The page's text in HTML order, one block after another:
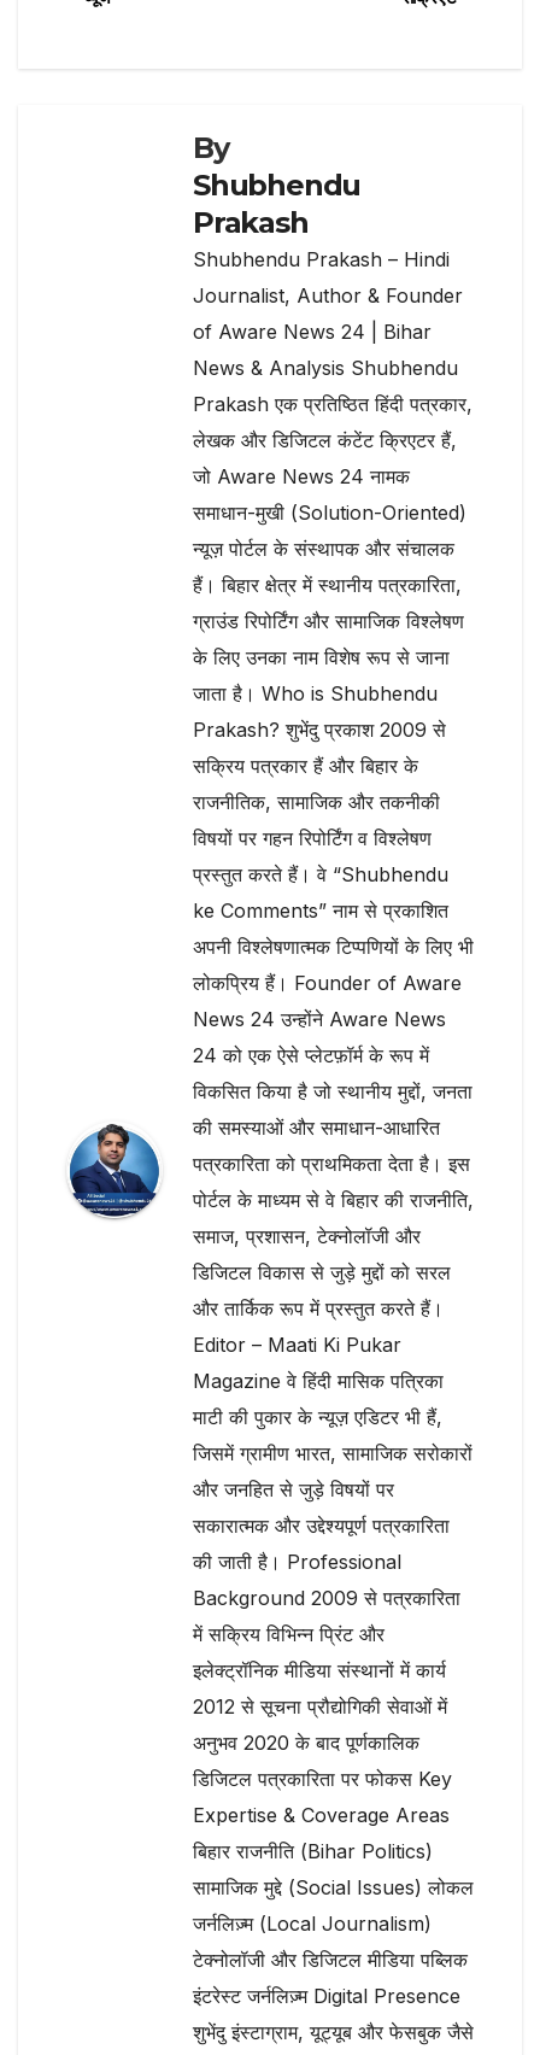
k
navigation
By
Shubhendu
Prakash
Shubhendu Prakash – Hindi
Journalist, Author & Founder
of Aware News 24 | Bihar
News & Analysis Shubhendu
Prakash एक प्रतिष्ठित हिंदी पत्रकार,
लेखक और डिजिटल कंटेंट क्रिएटर हैं,
जो Aware News 24 नामक
समाधान-मुखी (Solution-Oriented)
न्यूज़ पोर्टल के संस्थापक और संचालक
हैं। बिहार क्षेत्र में स्थानीय पत्रकारिता,
ग्राउंड रिपोर्टिंग और सामाजिक विश्लेषण
के लिए उनका नाम विशेष रूप से जाना
जाता है। Who is Shubhendu
Prakash? शुभेंदु प्रकाश 2009 से
सक्रिय पत्रकार हैं और बिहार के
राजनीतिक, सामाजिक और तकनीकी
विषयों पर गहन रिपोर्टिंग व विश्लेषण
प्रस्तुत करते हैं। वे “Shubhendu
ke Comments” नाम से प्रकाशित
अपनी विश्लेषणात्मक टिप्पणियों के लिए भी
लोकप्रिय हैं। Founder of Aware
News 24 उन्होंने Aware News
24 को एक ऐसे प्लेटफ़ॉर्म के रूप में
विकसित किया है जो स्थानीय मुद्दों, जनता
की समस्याओं और समाधान-आधारित
पत्रकारिता को प्राथमिकता देता है। इस
पोर्टल के माध्यम से वे बिहार की राजनीति,
समाज, प्रशासन, टेक्नोलॉजी और
डिजिटल विकास से जुड़े मुद्दों को सरल
और तार्किक रूप में प्रस्तुत करते हैं।
Editor – Maati Ki Pukar
Magazine वे हिंदी मासिक पत्रिका
माटी की पुकार के न्यूज़ एडिटर भी हैं,
जिसमें ग्रामीण भारत, सामाजिक सरोकारों
और जनहित से जुड़े विषयों पर
सकारात्मक और उद्देश्यपूर्ण पत्रकारिता
की जाती है। Professional
Background 2009 से पत्रकारिता
में सक्रिय विभिन्न प्रिंट और
इलेक्ट्रॉनिक मीडिया संस्थानों में कार्य
2012 से सूचना प्रौद्योगिकी सेवाओं में
अनुभव 2020 के बाद पूर्णकालिक
डिजिटल पत्रकारिता पर फोकस Key
Expertise & Coverage Areas
बिहार राजनीति (Bihar Politics)
सामाजिक मुद्दे (Social Issues) लोकल
जर्नलिज़्म (Local Journalism)
टेक्नोलॉजी और डिजिटल मीडिया पब्लिक
इंटरेस्ट जर्नलिज़्म Digital Presence
शुभेंदु इंस्टाग्राम, यूट्यूब और फेसबुक जैसे